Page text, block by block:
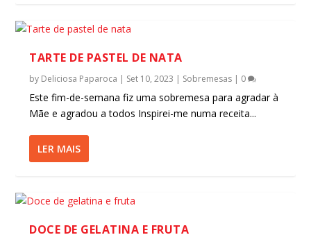
TARTE DE PASTEL DE NATA
by Deliciosa Paparoca | Set 10, 2023 | Sobremesas | 0
Este fim-de-semana fiz uma sobremesa para agradar à
Mãe e agradou a todos Inspirei-me numa receita...
LER MAIS
DOCE DE GELATINA E FRUTA